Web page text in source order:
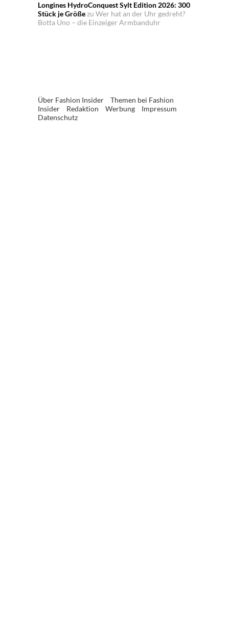
Longines HydroConquest Sylt Edition 2026: 300
Stück je Größezu Wer hat an der Uhr gedreht?
Botta Uno – die Einzeiger Armbanduhr
Über Fashion Insider
Themen bei Fashion
Insider
Redaktion Werbung
Impressum
Datenschutz